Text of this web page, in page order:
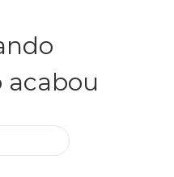
acabou